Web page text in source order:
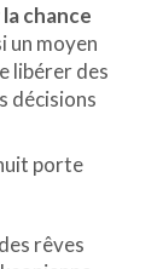
chance
un moyen
libérer des
décisions
porte
rêves